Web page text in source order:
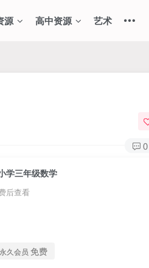
源 高中资源 艺术
0
学三年级数学
后查看
永久会员 免费